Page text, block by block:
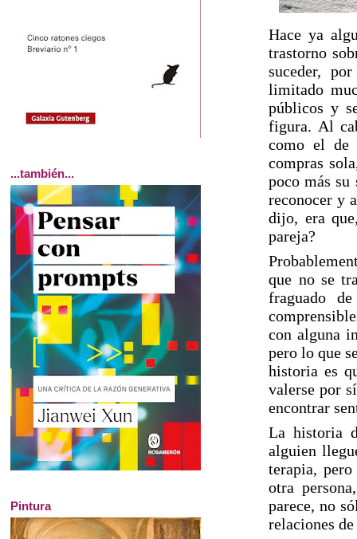
Hace ya
trastorno
suceder,
limitado
públicos y
figura. Al
como el de
compras
poco más
reconocer y
dijo, era
pareja?
que no se
fraguado
con alguna
pero lo que
historia es
valerse por
encontrar
La historia
alguien
terapia,
otra
parece, no
relaciones
...también...
Pintura